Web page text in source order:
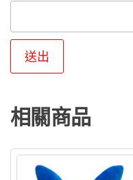
相關商品